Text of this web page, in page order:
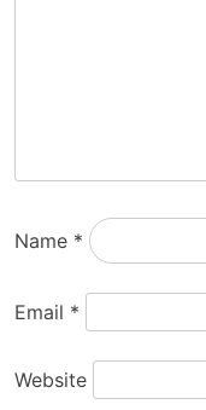
Name *
Email *
Website